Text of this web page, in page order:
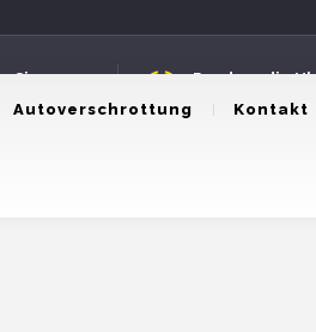
Rund um die
24 Stunden
Sie uns an
Autoverschrottung Kontakt